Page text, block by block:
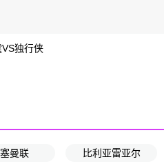
独行侠
曼联 比利亚雷亚尔